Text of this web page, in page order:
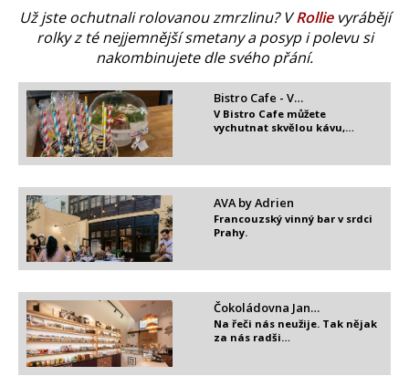
Už jste ochutnali rolovanou zmrzlinu? VRollie vyrábějí
rolky z té nejjemnější smetany a posyp i polevu si
nakombinujete dle svého přání.
Bistro Cafe - V…
V Bistro Cafe můžete
vychutnat skvělou kávu,…
AVA by Adrien
Francouzský vinný bar v srdci
Prahy.
Čokoládovna Jan…
Na řeči nás neužije. Tak nějak
za nás radši…